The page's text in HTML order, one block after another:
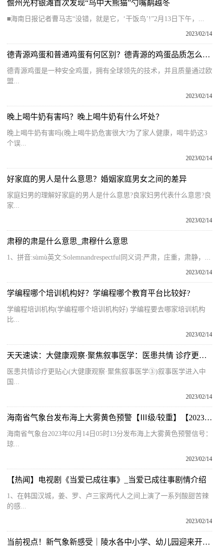
儋州光村银滩首次发现“鸟中大熊猫”勺嘴鹬越冬
■海南日报记者曹马志“没错，就是它，‘干饭鸟’!”2月13日下午，...
2023/02/14
德青源鸡蛋和普通鸡蛋有何区别？德青源的鸡蛋品质怎么样？
德青源鸡蛋是一种安全鸡蛋，拥有全球领先的技术，并且质量通过欧
盟...
2023/02/14
晚上喝牛奶有害吗？晚上喝牛奶有什么坏处？
晚上喝牛奶有害吗(晚上喝牛奶危害很大?为了家人健康，喝牛奶这3
个误...
2023/02/14
好家庭的男人是什么意思？婚姻家庭男女之间的差异
家庭妇男的理解好家庭的男人是什么意思?良家妇男代表什么意思?良
家...
2023/02/14
肃穆的肃是什么意思_肃穆什么意思
1、拼音:sùmù英文:Solemnandrespectful同义词:严肃，庄重，肃静，...
2023/02/14
学编程哪个培训机构好？学编程哪个教育平台比较好?
学编程培训机构(学编程哪个培训机构好) 学编程要去哪家培训机构
比...
2023/02/14
天天速读：大健康观察·聚焦叙事医学：医患共情 诊疗更贴心
医患共情诊疗更贴心(大健康观察·聚焦叙事医学③)叙事医学进入中
国...
2023/02/14
海南省气象台发布海上大雾黄色预警【Ⅲ级/较重】【2023-02-14】
海南省气象台2023年02月14日05时13分发布海上大雾黄色预警信号：
琼...
2023/02/14
【热闻】电视剧《当爱已成往事》_当爱已成往事剧情介绍
1、在韩国汉城，姜、罗、卢三家两代人之间上演了一系列酸甜苦辣
的感...
2023/02/14
当前视点！新气象新感受｜陵水各中小学、幼儿园迎来开学第一天